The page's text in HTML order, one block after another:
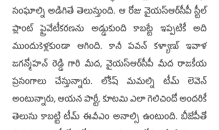
సంఘాల్ని అడిగితే తెలుస్తుంది. ఆ రోజు వైయ‌స్ఆర్‌సీపీ స్టీల్
ప్లాంట్ ప్రైవేటీకరణను అడ్డుకుంది కాబట్టే ఇప్పటికీ అది
ముందుకెళ్లకుండా ఆగింది. కానీ పవన్ కళ్యాణ్ ఇవాళ
జగన్మోహన్ రెడ్డి గారి మీద, వైయ‌స్ఆర్‌సీపీ మీద రాజకీయ
ప్రసంగాలు చేస్తున్నారు. లోకేష్ మమల్ని టీమ్ లెవెన్
అంటున్నారు, ఆయన పార్టీ, కూటమి ఎలా గెలిచిందో అందరికీ
తెలుసు కాబట్టి టీమ్ ఈవీఎం అనాల్సి ఉంటుంది. బీజేపీతో